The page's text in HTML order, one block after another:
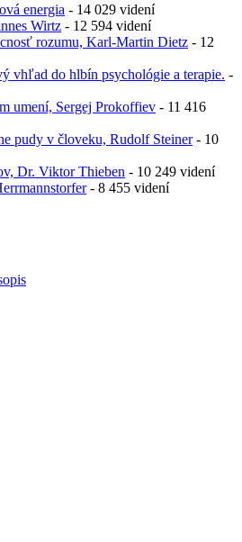
energia - 14 029 videní
Wirtz - 12 594 videní
rozumu, Karl-Martin Dietz - 12
vhľad do hlbín psychológie a terapie. -
umení, Sergej Prokoffiev - 11 416
pudy v človeku, Rudolf Steiner- 10
Dr. Viktor Thieben - 10 249 videní
- 8 455 videní